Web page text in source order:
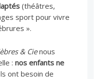
(théâtres,
sport pour vivre
».
& Cienous
:nos enfants ne
ont besoin de